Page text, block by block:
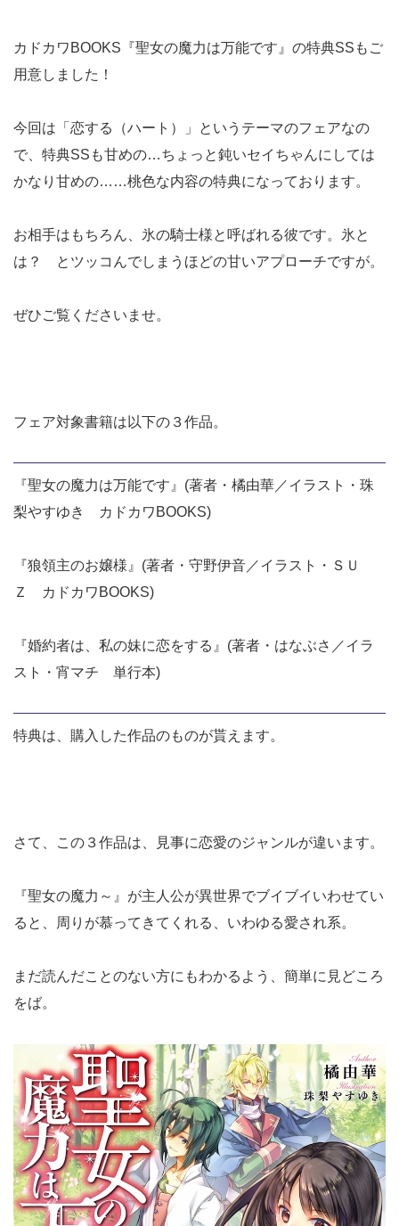
カドカワBOOKS『聖女の魔力は万能です』の特典SSもご
用意しました！
今回は「恋する（ハート）」というテーマのフェアなの
で、特典SSも甘めの…ちょっと鈍いセイちゃんにしては
かなり甘めの……桃色な内容の特典になっております。
お相手はもちろん、氷の騎士様と呼ばれる彼です。氷と
は？ とツッコんでしまうほどの甘いアプローチですが。
ぜひご覧くださいませ。
フェア対象書籍は以下の３作品。
『聖女の魔力は万能です』(著者・橘由華／イラスト・珠
梨やすゆき カドカワBOOKS)
『狼領主のお嬢様』(著者・守野伊音／イラスト・ＳＵ
Ｚ カドカワBOOKS)
『婚約者は、私の妹に恋をする』(著者・はなぶさ／イラ
スト・宵マチ 単行本)
特典は、購入した作品のものが貰えます。
さて、この３作品は、見事に恋愛のジャンルが違います。
『聖女の魔力～』が主人公が異世界でブイブイいわせてい
ると、周りが慕ってきてくれる、いわゆる愛され系。
まだ読んだことのない方にもわかるよう、簡単に見どころ
をば。